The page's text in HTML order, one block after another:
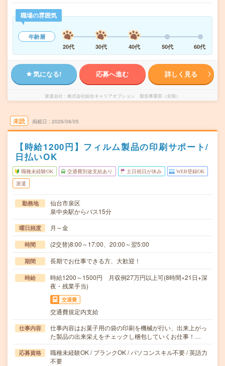
職場の雰囲気
年齢層
20代
30代 40代 50代 60代
気になる! 応募へ進む 詳しく見る
派遣会社 株式会社綜合キャリアオプション 製造事業部（全国）
未読 掲載日 2026/08/05
【時給1200円】フィルム製品の印刷サポート/
日払いOK
職種未経験OK 交通費別途支給あり 土日祝日が休み WEB登録OK
派遣
勤務地
仙台市泉区
泉中央駅からバス15分
曜日頻度 月～金
時間 (2交替)8:00～17:00、20:00～翌5:00
期間 長期でお仕事できる方、大歓迎！
時給
時給1200～1500円 月収例27万円以上可(8時間×21日+深
夜・残業手当)
交通費
交通費規定内支給
仕事内容
仕事内容はお菓子用の袋の印刷を機械が行い、出来上がっ
た製品の出来栄えをチェックし梱包していくお仕事！…
応募資格
職種未経験OK / ブランクOK / パソコンスキル不要 / 英語力
不要